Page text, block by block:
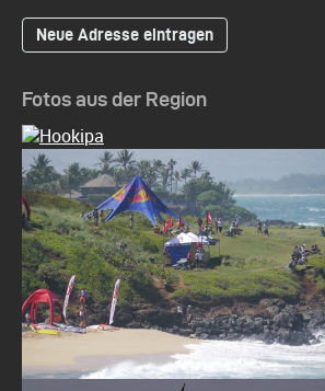
Neue Adresse eintragen
Fotos aus der Region